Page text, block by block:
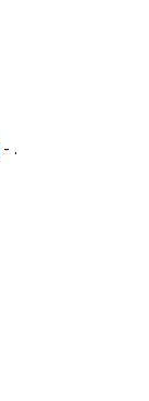
- .